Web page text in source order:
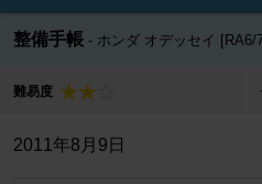
整備手帳 ホンダ オデッセイ [RA6/
難易度
2011年8月9日